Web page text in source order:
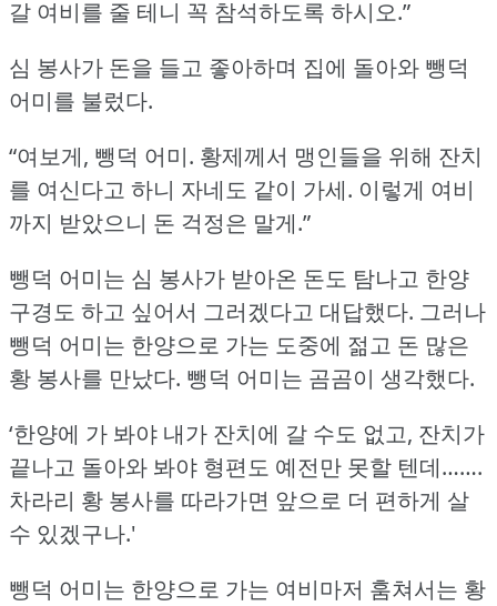
갈 여비를 줄 테니 꼭 참석하도록 하시오.”
심 봉사가 돈을 들고 좋아하며 집에 돌아와 뺑덕
어미를 불렀다.
“여보게, 뺑덕 어미. 황제께서 맹인들을 위해 잔치
를 여신다고 하니 자네도 같이 가세. 이렇게 여비
까지 받았으니 돈 걱정은 말게.”
뺑덕 어미는 심 봉사가 받아온 돈도 탐나고 한양
구경도 하고 싶어서 그러겠다고 대답했다. 그러나
뺑덕 어미는 한양으로 가는 도중에 젊고 돈 많은
황 봉사를 만났다. 뺑덕 어미는 곰곰이 생각했다.
‘한양에 가 봐야 내가 잔치에 갈 수도 없고, 잔치가
끝나고 돌아와 봐야 형편도 예전만 못할 텐데…….
차라리 황 봉사를 따라가면 앞으로 더 편하게 살
수 있겠구나.'
뺑덕 어미는 한양으로 가는 여비마저 훔쳐서는 황